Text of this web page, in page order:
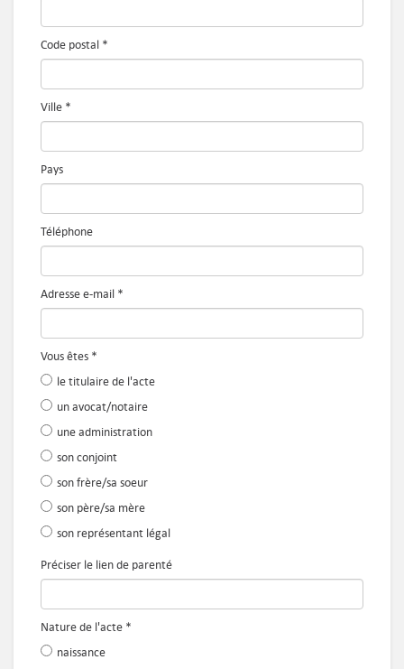
Code postal *
Ville *
Pays
Téléphone
Adresse e-mail *
Vous êtes *
le titulaire de l'acte
un avocat/notaire
une administration
son conjoint
son frère/sa soeur
son père/sa mère
son représentant légal
Préciser le lien de parenté
Nature de l'acte *
naissance